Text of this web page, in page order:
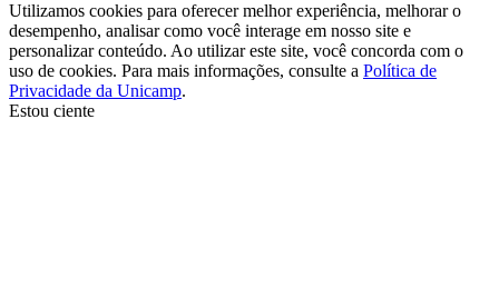
Utilizamos cookies para oferecer melhor experiência, melhorar o
desempenho, analisar como você interage em nosso site e
personalizar conteúdo. Ao utilizar este site, você concorda com o
uso de cookies. Para mais informações, consulte a Política de
Privacidade da Unicamp.
Estou ciente